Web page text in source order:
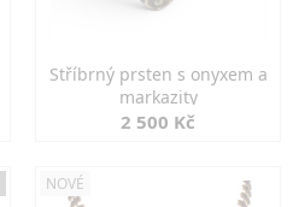
Stříbrný prsten s onyxem a
markazity
2 500 Kč
NOVÉ